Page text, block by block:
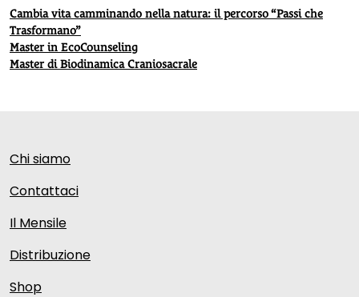
Cambia vita camminando nella natura: il percorso “Passi che
Trasformano”
Master in EcoCounseling
Master di Biodinamica Craniosacrale
Chi siamo
Contattaci
Il Mensile
Distribuzione
Shop